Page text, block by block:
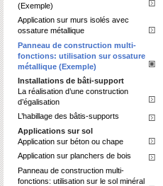
(Exemple)
Application sur murs isolés avec
ossature métallique
Panneau de construction multi-
fonctions: utilisation sur ossature
métallique (Exemple)
Installations de bâti-support
La réalisation d’une construction
d’égalisation
L’habillage des bâtis-supports
Applications sur sol
Application sur béton ou chape
Application sur planchers de bois
Panneau de construction multi-
fonctions: utilisation sur le sol minéral